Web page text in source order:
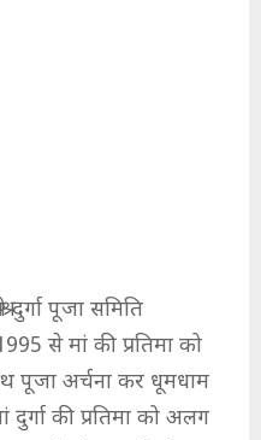
श्री दुर्गा पूजा समिति
से मां की प्रतिमा को
पूजा अर्चना कर धूमधाम
की प्रतिमा को अलग